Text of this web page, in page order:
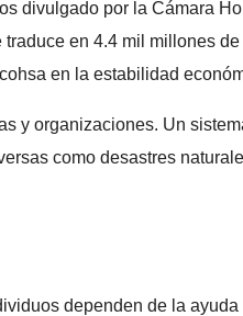
divulgado por la Cámara
en 4.4 mil millones
en la estabilidad
y organizaciones. Un
como desastres
dependen de la